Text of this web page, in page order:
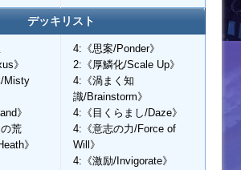
デッキリスト
》
Misty
》
荒
》
4:《思案/Ponder》
2:《厚鱗化/Scale Up》
4:《渦まく知
識/Brainstorm》
4:《目くらまし/Daze》
4:《意志の力/Force of
Will》
4:《激励/Invigorate》